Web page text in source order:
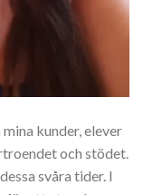
kunder, elever
och stödet.
svåra tider. I